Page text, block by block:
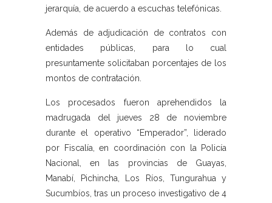
jerarquía, de acuerdo a escuchas telefónicas.
Además de adjudicación de contratos con
entidades públicas, para lo cual
presuntamente solicitaban porcentajes de los
montos de contratación.
Los procesados fueron aprehendidos la
madrugada del jueves 28 de noviembre
durante el operativo “Emperador”, liderado
por Fiscalía, en coordinación con la Policía
Nacional, en las provincias de Guayas,
Manabí, Pichincha, Los Ríos, Tungurahua y
Sucumbíos, tras un proceso investigativo de 4